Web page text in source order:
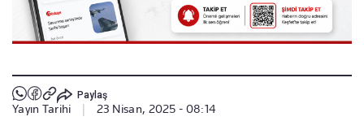
Paylaş
Yayın Tarihi 23 Nisan, 2025 - 08:14